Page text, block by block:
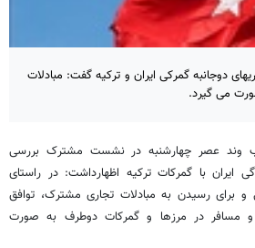
دوجانبه گمرکی ایران و ترکیه گفت: مبادلات
می گیرد.
وند عصر چهارشنبه در نشست مشترک بررسی
ایران با گمرکات ترکیه اظهارداشت: در راستای
برای رسیدن به مبادلات تجاری مشترک، توافق
و مسافر در مرزها و گمرکات دوطرف به صورت